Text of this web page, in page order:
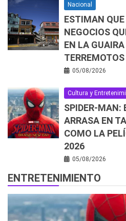
Nacional
ESTIMAN QUE
NEGOCIOS
EN LA
05/08/2026
Cultura y
SPIDER-MAN:
ARRASA EN
COMO LA
2026
05/08/2026
ENTRETENIMIENTO